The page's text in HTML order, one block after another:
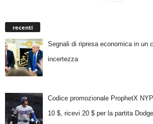
recenti
Segnali di ripresa economica in un
incertezza
Codice promozionale ProphetX
10 $, ricevi 20 $ per la partita